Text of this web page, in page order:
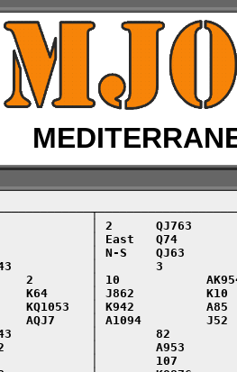
│ 2      QJ763
│ East   Q74
│ N-S    QJ63
│        3
2        │ 10
K64      │ J862
KQ1053   │ K942
AQJ7     │ A1094
│        82
│        A953
│        107